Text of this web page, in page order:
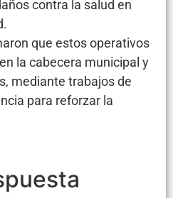
contra la salud en
que estos operativos
la cabecera municipal y
mediante trabajos de
para reforzar la